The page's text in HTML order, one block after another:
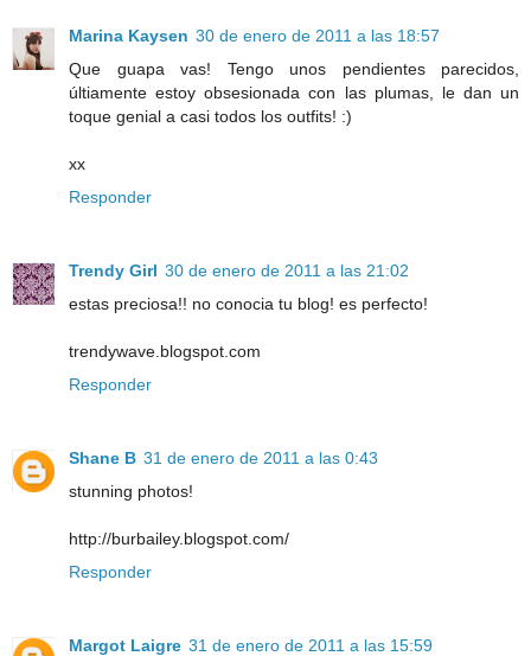
Marina Kaysen 30 de enero de 2011 a las 18:57
Que guapa vas! Tengo unos pendientes parecidos,
últiamente estoy obsesionada con las plumas, le dan un
toque genial a casi todos los outfits! :)
xx
Responder
Trendy Girl 30 de enero de 2011 a las 21:02
estas preciosa!! no conocia tu blog! es perfecto!
trendywave.blogspot.com
Responder
Shane B 31 de enero de 2011 a las 0:43
stunning photos!
http://burbailey.blogspot.com/
Responder
Margot Laigre 31 de enero de 2011 a las 15:59